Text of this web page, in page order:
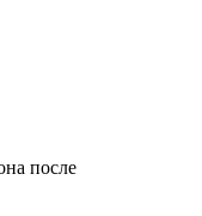
после